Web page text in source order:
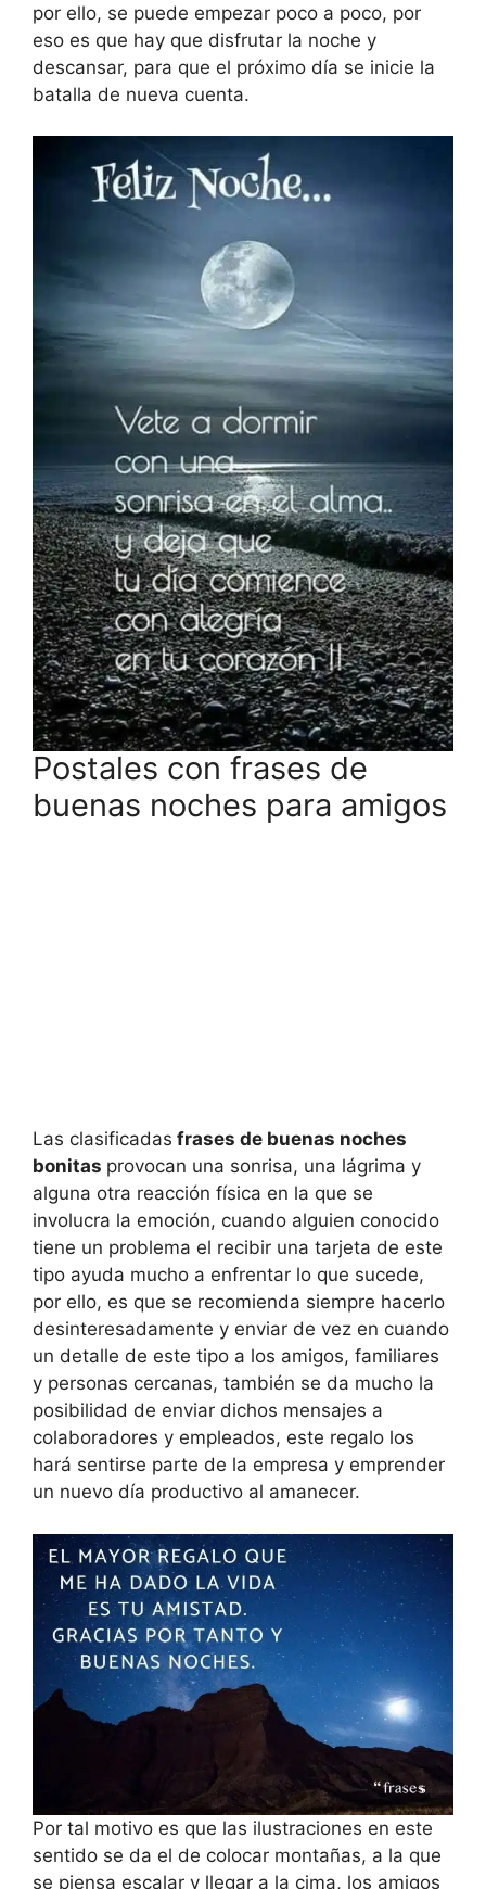
por ello, se puede empezar poco a poco, por
eso es que hay que disfrutar la noche y
descansar, para que el próximo día se inicie la
batalla de nueva cuenta.
Postales con frases de
buenas noches para amigos
Las clasificadas frases de buenas noches
bonitas provocan una sonrisa, una lágrima y
alguna otra reacción física en la que se
involucra la emoción, cuando alguien conocido
tiene un problema el recibir una tarjeta de este
tipo ayuda mucho a enfrentar lo que sucede,
por ello, es que se recomienda siempre hacerlo
desinteresadamente y enviar de vez en cuando
un detalle de este tipo a los amigos, familiares
y personas cercanas, también se da mucho la
posibilidad de enviar dichos mensajes a
colaboradores y empleados, este regalo los
hará sentirse parte de la empresa y emprender
un nuevo día productivo al amanecer.
Por tal motivo es que las ilustraciones en este
sentido se da el de colocar montañas, a la que
se piensa escalar y llegar a la cima, los amigos